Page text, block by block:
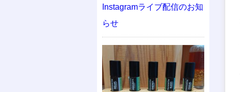
Instagramライブ配信のお知
らせ